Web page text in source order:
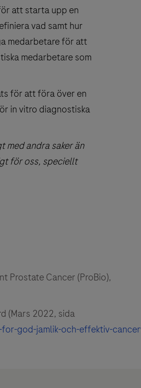
att starta upp en
vad samt hur
medarbetare för att
medarbetare som
för att föra över en
in vitro diagnostiska
andra saker än
för oss, speciellt
Prostate Cancer (ProBio),
(Mars 2022, sida
god-jamlik-och-effektiv-